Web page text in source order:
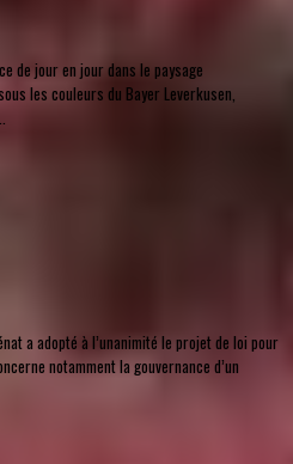
de jour en jour dans le paysage
les couleurs du Bayer Leverkusen,
a adopté à l’unanimité le projet de loi pour
notamment la gouvernance d’un